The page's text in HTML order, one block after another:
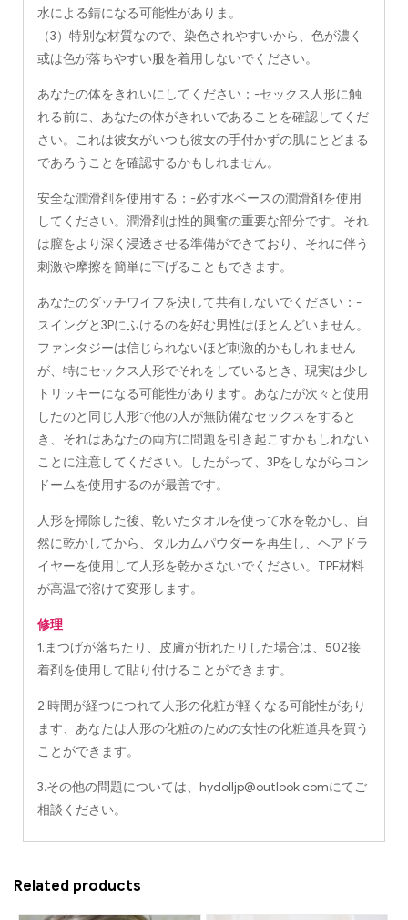
水による錆になる可能性がありま。
（3）特別な材質なので、染色されやすいから、色が濃く
或は色が落ちやすい服を着用しないでください。
あなたの体をきれいにしてください：-セックス人形に触
れる前に、あなたの体がきれいであることを確認してくだ
さい。これは彼女がいつも彼女の手付かずの肌にとどまる
であろうことを確認するかもしれません。
安全な潤滑剤を使用する：-必ず水ベースの潤滑剤を使用
してください。潤滑剤は性的興奮の重要な部分です。それ
は膣をより深く浸透させる準備ができており、それに伴う
刺激や摩擦を簡単に下げることもできます。
あなたのダッチワイフを決して共有しないでください：-
スイングと3Pにふけるのを好む男性はほとんどいません。
ファンタジーは信じられないほど刺激的かもしれません
が、特にセックス人形でそれをしているとき、現実は少し
トリッキーになる可能性があります。あなたが次々と使用
したのと同じ人形で他の人が無防備なセックスをすると
き、それはあなたの両方に問題を引き起こすかもしれない
ことに注意してください。したがって、3Pをしながらコン
ドームを使用するのが最善です。
人形を掃除した後、乾いたタオルを使って水を乾かし、自
然に乾かしてから、タルカムパウダーを再生し、ヘアドラ
イヤーを使用して人形を乾かさないでください。TPE材料
が高温で溶けて変形します。
修理
1.まつげが落ちたり、皮膚が折れたりした場合は、502接
着剤を使用して貼り付けることができます。
2.時間が経つにつれて人形の化粧が軽くなる可能性があり
ます、あなたは人形の化粧のための女性の化粧道具を買う
ことができます。
3.その他の問題については、 hydolljp@outlook.comにてご
相談ください。
Related products